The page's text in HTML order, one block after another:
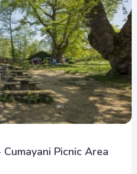
Cumayani Picnic Area